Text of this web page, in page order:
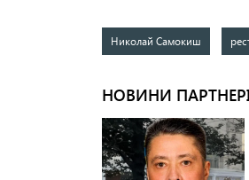
Николай Самокиш